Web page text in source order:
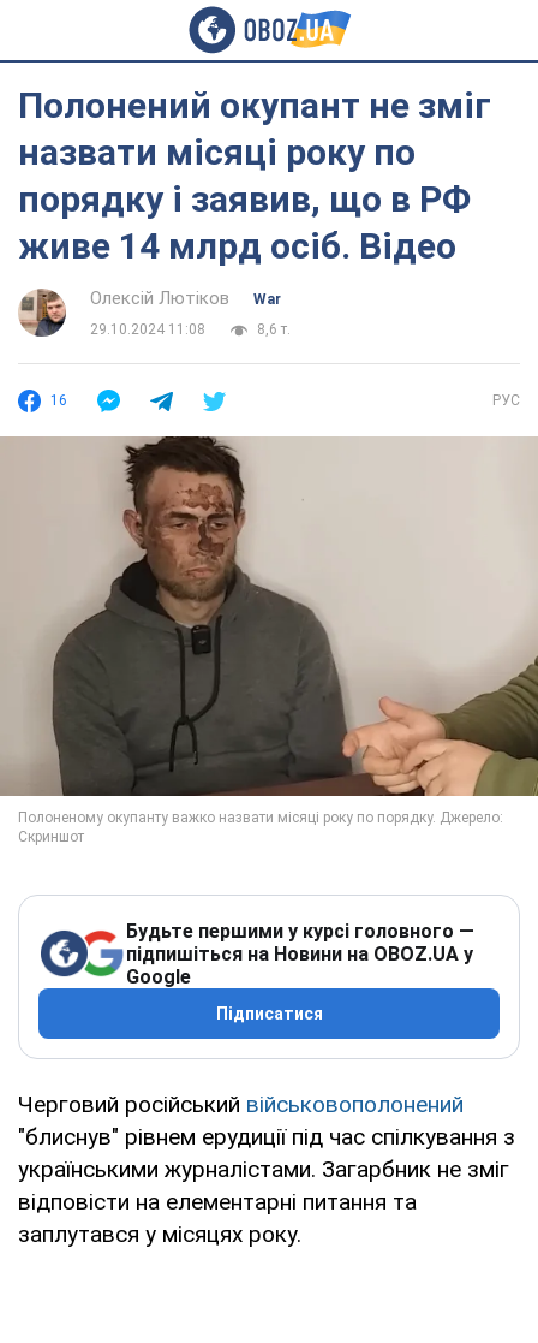
Полонений окупант не зміг
назвати місяці року по
порядку і заявив, що в РФ
живе 14 млрд осіб. Відео
Олексій Лютіков
War
29.10.2024 11:08
8,6 т.
16 РУС
Будьте першими у курсі головного —
підпишіться на Новини на OBOZ.UA у
Google
Підписатися
Черговий російський військовополонений
"блиснув" рівнем ерудиції під час спілкування з
українськими журналістами. Загарбник не зміг
відповісти на елементарні питання та
заплутався у місяцях року.